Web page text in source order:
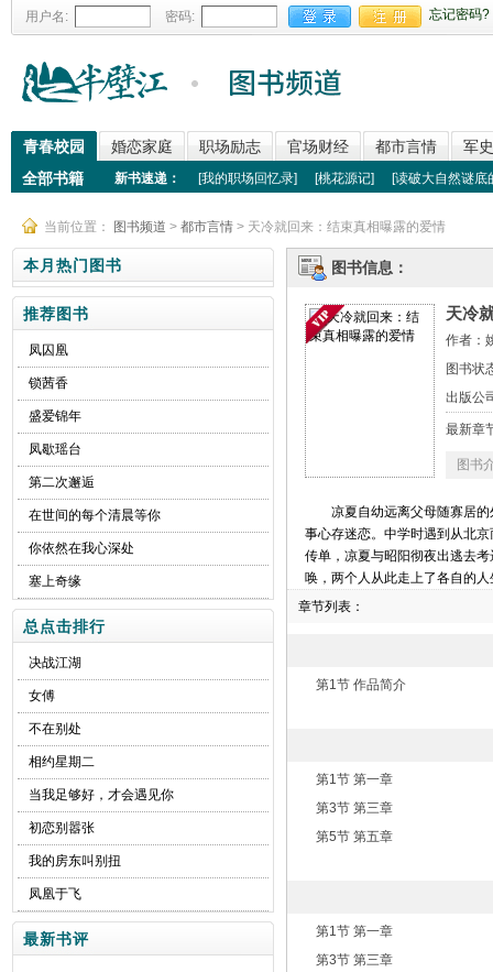
用户名: 密码: 忘记密码?
青春校园 婚恋家庭 职场励志 官场财经 都市言情
军
全部书籍
新书速递： [我的职场回忆录] [桃花源记] [读破大自然谜底
当前位置： 图书频道 > 都市言情 > 天冷就回来：结束真相曝露的爱情
本月热门图书
推荐图书
凤囚凰
锁茜香
盛爱锦年
凤歇瑶台
第二次邂逅
在世间的每个清晨等你
你依然在我心深处
塞上奇缘
总点击排行
决战江湖
女傅
不在别处
相约星期二
当我足够好，才会遇见你
初恋别嚣张
我的房东叫别扭
凤凰于飞
最新书评
图书信息：
天冷
作者：
图书状
出版公
最新章
图书
凉夏自幼远离父母随寡居
事心存迷恋。中学时遇到从北
传单，凉夏与昭阳彻夜出逃去
唤，两个人从此走上了各自的
章节列表：
第1节 作品简介
第1节 第一章
第3节 第三章
第5节 第五章
第1节 第一章
第3节 第三章